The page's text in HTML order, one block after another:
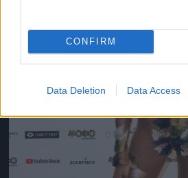
CONFIRM
Data Deletion Data Access